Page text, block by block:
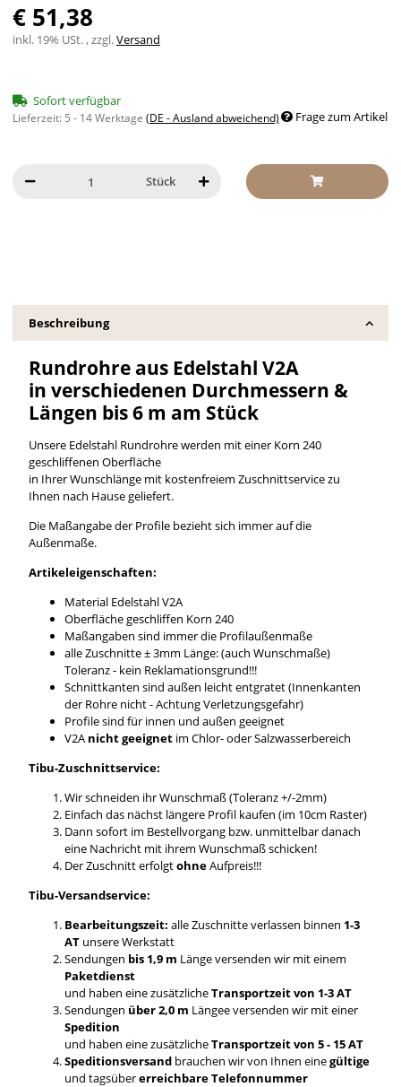
€ 51,38
inkl. 19% USt. , zzgl.Versand
Sofort verfügbar
Lieferzeit: 5 - 14 Werktage (DE - Ausland abweichend) Frage zum Artikel
Stück
Beschreibung
Rundrohre aus Edelstahl V2A
in verschiedenen Durchmessern &
Längen bis 6 m am Stück
Unsere Edelstahl Rundrohre werden mit einer Korn 240
geschliffenen Oberfläche
in Ihrer Wunschlänge mit kostenfreiem Zuschnittservice zu
Ihnen nach Hause geliefert.
Die Maßangabe der Profile bezieht sich immer auf die
Außenmaße.
Artikeleigenschaften:
Material Edelstahl V2A
Oberfläche geschliffen Korn 240
Maßangaben sind immer die Profilaußenmaße
alle Zuschnitte ± 3mm Länge: (auch Wunschmaße)
Toleranz - kein Reklamationsgrund!!!
Schnittkanten sind außen leicht entgratet (Innenkanten
der Rohre nicht - Achtung Verletzungsgefahr)
Profile sind für innen und außen geeignet
V2A nicht geeignet im Chlor- oder Salzwasserbereich
Tibu-Zuschnittservice:
Wir schneiden ihr Wunschmaß (Toleranz +/-2mm)
Einfach das nächst längere Profil kaufen (im 10cm Raster)
Dann sofort im Bestellvorgang bzw. unmittelbar danach
eine Nachricht mit ihrem Wunschmaß schicken!
Der Zuschnitt erfolgtohneAufpreis!!!
Tibu-Versandservice:
Bearbeitungszeit: alle Zuschnitte verlassen binnen 1-3
AT unsere Werkstatt
Sendungen bis 1,9 m Länge versenden wir mit einem
Paketdienst
und haben eine zusätzlicheTransportzeit von 1-3 AT
Sendungen über 2,0 m Längee versenden wir mit einer
Spedition
und haben eine zusätzlicheTransportzeit von 5 - 15 AT
Speditionsversandbrauchen wir von Ihnen einegültige
und tagsübererreichbare Telefonnummer